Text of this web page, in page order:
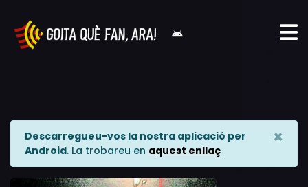
Descarregueu-vos la nostra aplicació per
Android. La trobareu en aquest enllaç
×